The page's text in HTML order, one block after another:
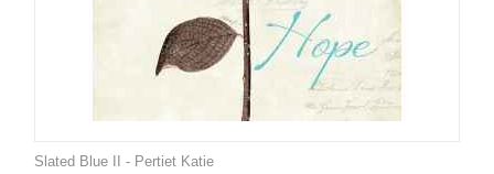
Slated Blue II - Pertiet Katie